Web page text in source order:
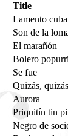
Title
Lamento
Son de la
El marañón
Bolero
Se fue
Quizás,
Aurora
Priquitín tin
Negro de